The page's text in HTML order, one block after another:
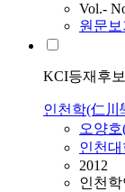
Vol.-
원문보
KCI등재후보
인천학(仁川
오양호
인천
2012
인천학